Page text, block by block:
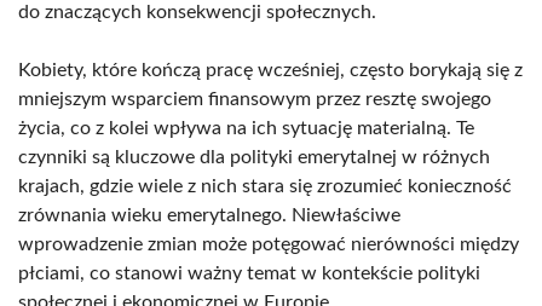
do znaczących konsekwencji społecznych.
Kobiety, które kończą pracę wcześniej, często borykają się z
mniejszym wsparciem finansowym przez resztę swojego
życia, co z kolei wpływa na ich sytuację materialną. Te
czynniki są kluczowe dla polityki emerytalnej w różnych
krajach, gdzie wiele z nich stara się zrozumieć konieczność
zrównania wieku emerytalnego. Niewłaściwe
wprowadzenie zmian może potęgować nierówności między
płciami, co stanowi ważny temat w kontekście polityki